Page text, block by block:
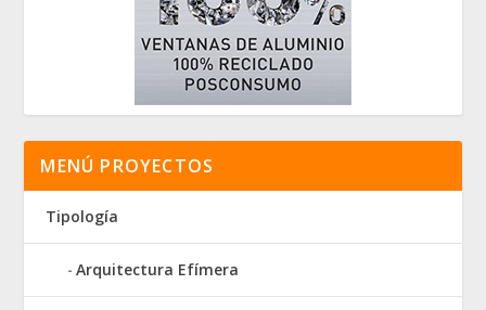
MENÚ PROYECTOS
Tipología
Arquitectura Efímera